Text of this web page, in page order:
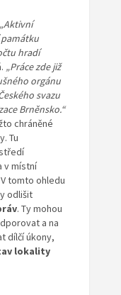
„Aktivní
hradí
„Práce zde již
orgánu
svazu
Brněnsko.“
chráněné
Tu
v místní
tomto ohledu
odlišit
. Ty mohou
a na
dílčí úkony,
lokality